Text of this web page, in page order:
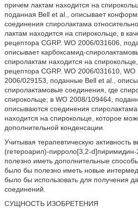
причем лактам находится на
поданная Bell et al., описывает
соединения спиролактама
лактам находится на спирокольце, в
рецептора CGRP. WO 2006/031606,
описывает карбоксамид-
спиролактам находится на
рецептора CGRP. WO 2006/031610,
2006/029153, поданные Bell et al.,
спиролактамовые соединения, где
спирокольце; в WO 2008/109464,
описываются соединения
находится на спирокольце, которое
дополнительной конденсации.
Учитывая терапевтическую активность
(гетероарил)-пирроло[3,2-
полезно иметь дополнительные
было бы полезно иметь новые
было бы использовать для получения
соединений.
СУЩНОСТЬ ИЗОБРЕТЕНИЯ